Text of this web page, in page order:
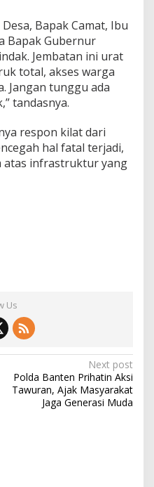
Bapak Camat, Ibu
Bapak Gubernur
Jembatan ini urat
total, akses warga
Jangan tunggu ada
tandasnya.
respon kilat dari
hal fatal terjadi,
atas infrastruktur yang
Us
Next post
Polda Banten Prihatin Aksi
Tawuran, Ajak Masyarakat
Jaga Generasi Muda